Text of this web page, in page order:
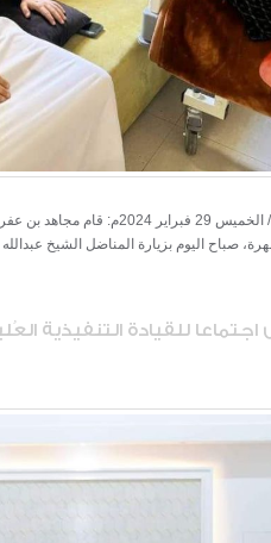
شبكة المهرة الأخبارية /الغيضة/
صباح اليوم بزيارة المناضل الشيخ
للقيادة التنفيذية